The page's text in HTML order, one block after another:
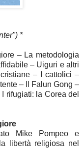
*
– La metodologia
– Uiguri e altri
– I cattolici –
– Il Falun Gong –
rifugiati: la Corea del
Mike Pompeo e
libertà religiosa nel